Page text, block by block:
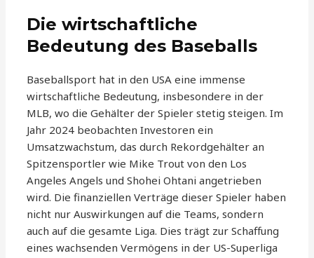
Die wirtschaftliche
Bedeutung des Baseballs
Baseballsport hat in den USA eine immense
wirtschaftliche Bedeutung, insbesondere in der
MLB, wo die Gehälter der Spieler stetig steigen. Im
Jahr 2024 beobachten Investoren ein
Umsatzwachstum, das durch Rekordgehälter an
Spitzensportler wie Mike Trout von den Los
Angeles Angels und Shohei Ohtani angetrieben
wird. Die finanziellen Verträge dieser Spieler haben
nicht nur Auswirkungen auf die Teams, sondern
auch auf die gesamte Liga. Dies trägt zur Schaffung
eines wachsenden Vermögens in der US-Superliga